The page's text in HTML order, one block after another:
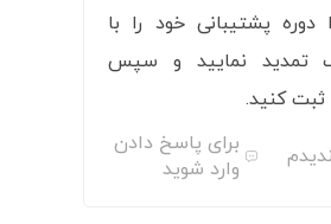
دوره پشتیبانی خود را با
تمدید نمایید و سپس
کنید.
برای پاسخ دادن
وارد شوید